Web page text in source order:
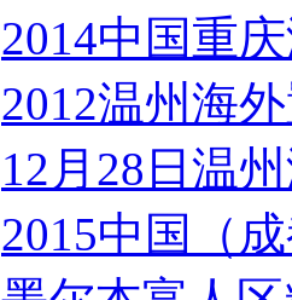
2014中国重
2012温州海
12月28日温
2015中国（